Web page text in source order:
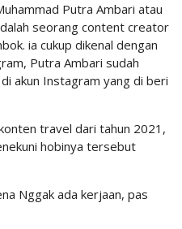
Putra Ambari atau
seorang content creator
ia cukup dikenal dengan
Putra Ambari sudah
akun Instagram yang di beri
travel dari tahun 2021,
hobinya tersebut
Nggak ada kerjaan, pas